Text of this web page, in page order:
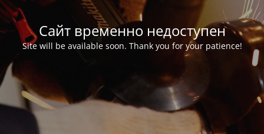
Сайт временно недоступен
Site will be available soon. Thank you for your patience!